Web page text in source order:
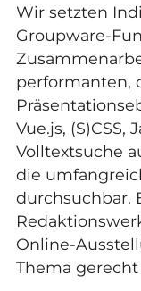
Wir setzten
Groupware-
performanten,
Vue.js, (S)CSS,
Volltextsuche
die
durchsuchbar.
Online-
Thema